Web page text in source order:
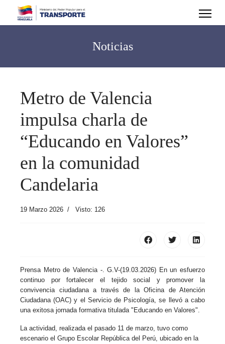
Noticias
Metro de Valencia
impulsa charla de
“Educando en Valores”
en la comunidad
Candelaria
19 Marzo 2026 Visto: 126
Prensa Metro de Valencia -. G.V-(19.03.2026) En un esfuerzo
continuo por fortalecer el tejido social y promover la
convivencia ciudadana a través de la Oficina de Atención
Ciudadana (OAC) y el Servicio de Psicología, se llevó a cabo
una exitosa jornada formativa titulada "Educando en Valores".
La actividad, realizada el pasado 11 de marzo, tuvo como
escenario el Grupo Escolar República del Perú, ubicado en la